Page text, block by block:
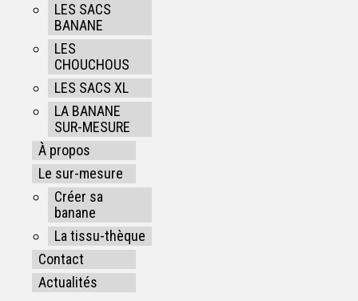
LES SACS
BANANE
LES
CHOUCHOUS
LES SACS XL
LA BANANE
SUR-MESURE
À propos
Le sur-mesure
Créer sa
banane
La tissu-thèque
Contact
Actualités